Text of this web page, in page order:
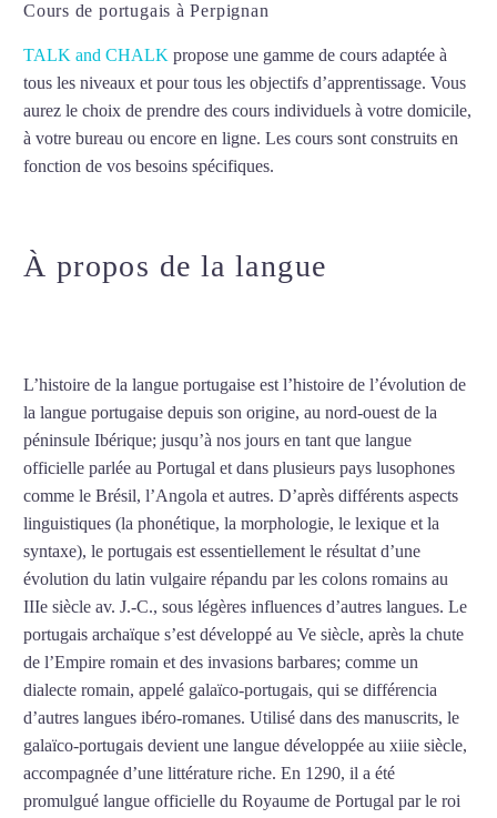
Cours de portugais à Perpignan
TALK and CHALK propose une gamme de cours adaptée à
tous les niveaux et pour tous les objectifs d’apprentissage. Vous
aurez le choix de prendre des cours individuels à votre domicile,
à votre bureau ou encore en ligne. Les cours sont construits en
fonction de vos besoins spécifiques.
À propos de la langue
L’histoire de la langue portugaise est l’histoire de l’évolution de
la langue portugaise depuis son origine, au nord-ouest de la
péninsule Ibérique; jusqu’à nos jours en tant que langue
officielle parlée au Portugal et dans plusieurs pays lusophones
comme le Brésil, l’Angola et autres. D’après différents aspects
linguistiques (la phonétique, la morphologie, le lexique et la
syntaxe), le portugais est essentiellement le résultat d’une
évolution du latin vulgaire répandu par les colons romains au
IIIe siècle av. J.-C., sous légères influences d’autres langues. Le
portugais archaïque s’est développé au Ve siècle, après la chute
de l’Empire romain et des invasions barbares; comme un
dialecte romain, appelé galaïco-portugais, qui se différencia
d’autres langues ibéro-romanes. Utilisé dans des manuscrits, le
galaïco-portugais devient une langue développée au xiiie siècle,
accompagnée d’une littérature riche. En 1290, il a été
promulgué langue officielle du Royaume de Portugal par le roi